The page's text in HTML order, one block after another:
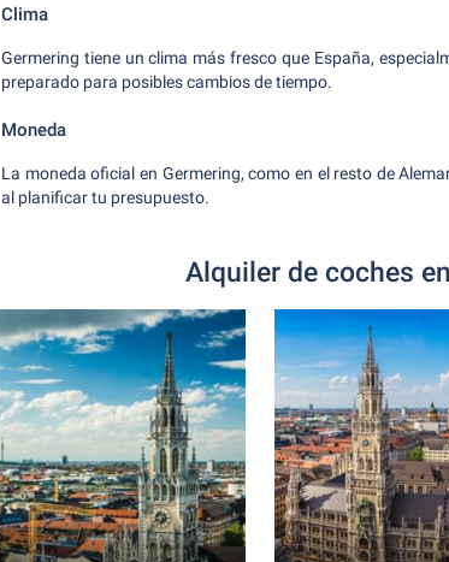
Clima
Germering tiene un clima más fresco que España,
preparado para posibles cambios de tiempo.
Moneda
La moneda oficial en Germering, como en el resto de
al planificar tu presupuesto.
Alquiler de coches